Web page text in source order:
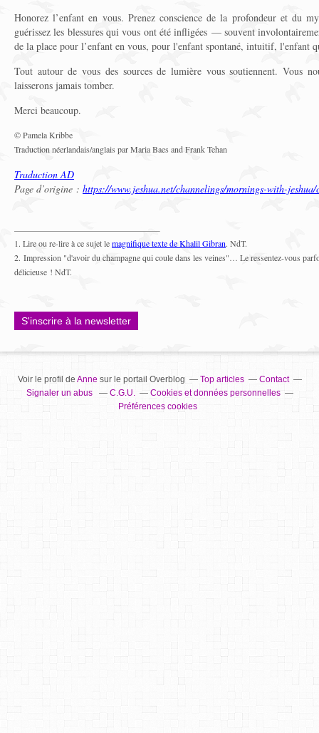
Honorez l’enfant en vous. Prenez conscience de la profondeur et du
guérissez les blessures qui vous ont été infligées — souvent
de la place pour l’enfant en vous, pour l'enfant spontané, intuitif, l'enfant
Tout autour de vous des sources de lumière vous soutiennent. Vous
laisserons jamais tomber.
Merci beaucoup.
© Pamela Kribbe
Traduction néerlandais/anglais par Maria Baes and Frank Tehan
Traduction AD
Page d’origine : https://www.jeshua.net/channelings/mornings-with-
1. Lire ou re-lire à ce sujet lemagnifique texte de Khalil Gibran. NdT.
2. Impression "d'avoir du champagne qui coule dans les veines"… Le ressentez-vous
délicieuse ! NdT.
S'inscrire à la newsletter
Voir le profil de Annesur le portail Overblog Top articles
Contact
Signaler un abus
C.G.U.
Cookies et données personnelles
Préférences cookies